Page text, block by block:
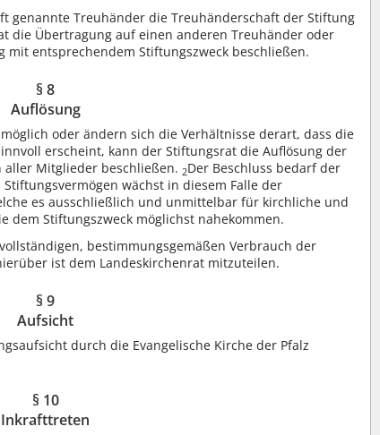
genannte Treuhänder die Treuhänderschaft der Stiftung
die Übertragung auf einen anderen Treuhänder oder
entsprechendem Stiftungszweck beschließen.
§ 8
Auflösung
oder ändern sich die Verhältnisse derart, dass die
erscheint, kann der Stiftungsrat die Auflösung der
Mitglieder beschließen. 2Der Beschluss bedarf der
Stiftungsvermögen wächst in diesem Falle der
es ausschließlich und unmittelbar für kirchliche und
dem Stiftungszweck möglichst nahekommen.
bestimmungsgemäßen Verbrauch der
ist dem Landeskirchenrat mitzuteilen.
§ 9
Aufsicht
durch die Evangelische Kirche der Pfalz
§ 10
Inkrafttreten